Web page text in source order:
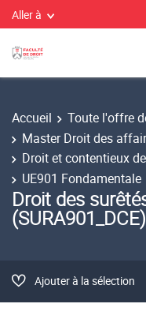
Aller à
Accueil Toute l'offre
Master Droit des
Droit et contentieux
UE901 Fondamentale
Droit des
(SURA901_DCE)
Ajouter à la sélection